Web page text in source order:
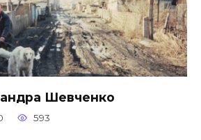
Шевченко
593